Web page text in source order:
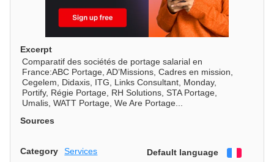
Excerpt
Comparatif des sociétés de portage salarial en
France:ABC Portage, AD’Missions, Cadres en mission,
Cegelem, Didaxis, ITG, Links Consultant, Monday,
Portify, Régie Portage, RH Solutions, STA Portage,
Umalis, WATT Portage, We Are Portage...
Sources
Category Services Default language